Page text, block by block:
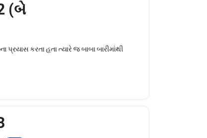
(બે
પ્રયાસ કરતા હતા ત્યારે જ બાબા બારીમાંથી